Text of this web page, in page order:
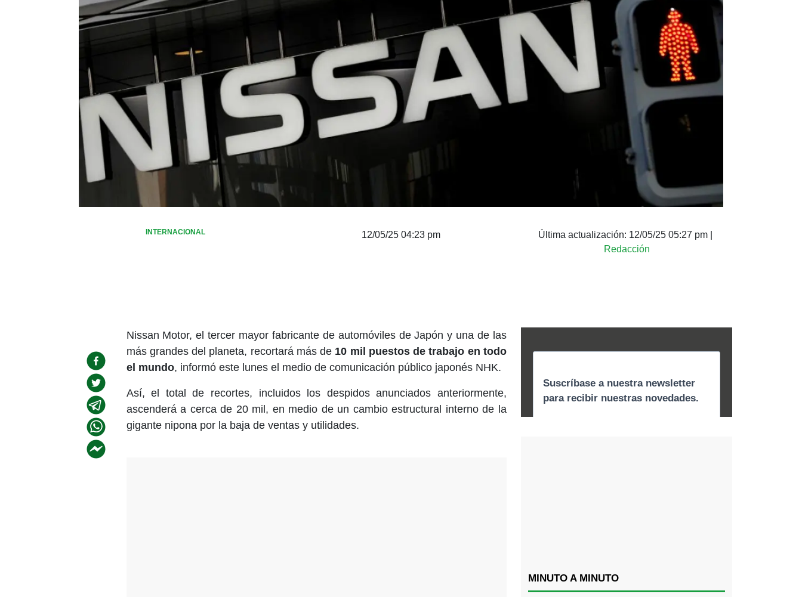
INTERNACIONAL 12/05/25 04:23 pm Última actualización: 12/05/25 05:27 pm
Redacción
Nissan Motor, el tercer mayor fabricante de automóviles de Japón y una de las
más grandes del planeta, recortará más de 10 mil puestos de trabajo en todo
el mundo, informó este lunes el medio de comunicación público japonés NHK.
Así, el total de recortes, incluidos los despidos anunciados anteriormente,
ascenderá a cerca de 20 mil, en medio de un cambio estructural interno de la
gigante nipona por la baja de ventas y utilidades.
MINUTO A MINUTO